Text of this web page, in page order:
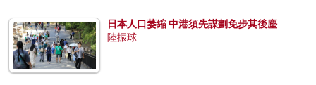
日本人口萎縮 中港須先謀劃免步其後塵
陸振球